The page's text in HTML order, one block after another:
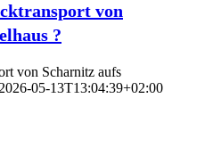
von
?
von Scharnitz aufs
2026-05-13T13:04:39+02:00